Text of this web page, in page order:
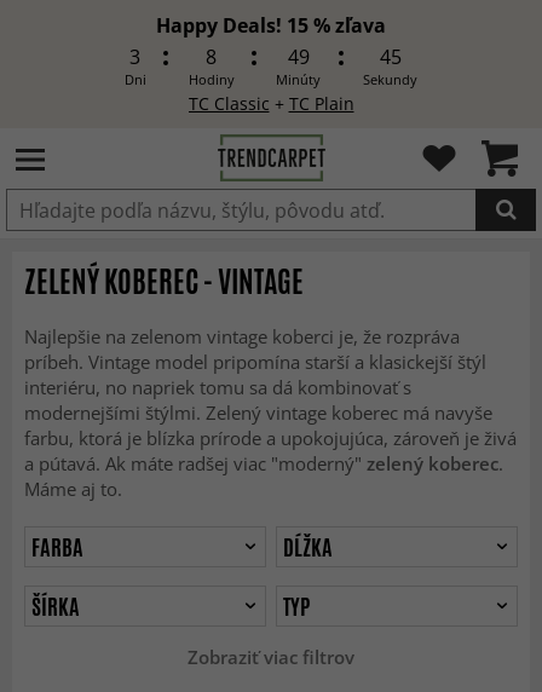
Happy Deals! 15 % zľava
3
Dni
8
Hodiny
49
Minúty
43
Sekundy
TC Classic + TC Plain
Produkt bol pridaný do košíka
ZELENÝ KOBEREC - VINTAGE
Najlepšie na zelenom vintage koberci je, že rozpráva
príbeh. Vintage model pripomína starší a klasickejší štýl
interiéru, no napriek tomu sa dá kombinovať s
modernejšími štýlmi. Zelený vintage koberec má navyše
farbu, ktorá je blízka prírode a upokojujúca, zároveň je živá
a pútavá. Ak máte radšej viac "moderný" zelený koberec.
Máme aj to.
Zobraziť viac filtrov
FARBA
DĹŽKA
ŠÍRKA
TYP